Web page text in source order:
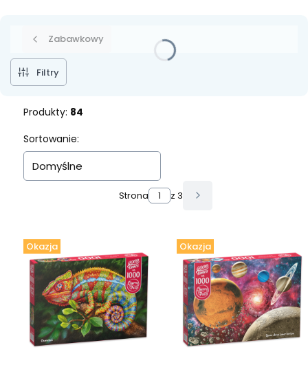
Zabawkowy
Filtry
Produkty: 84
Lista produktów
Sortowanie:
Domyślne
Strona z 3 Następne produkty
Okazja Okazja